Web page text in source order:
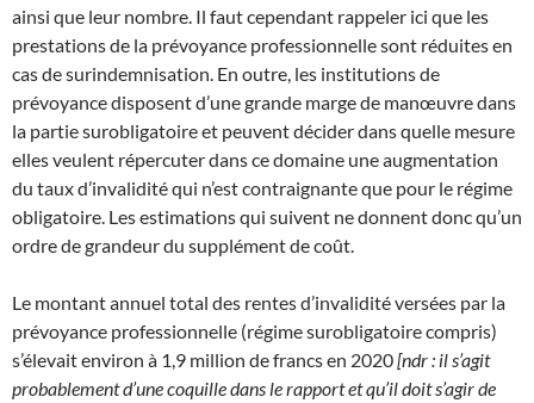
ainsi que leur nombre. Il faut cependant rappeler ici que les
prestations de la prévoyance professionnelle sont réduites en
cas de surindemnisation. En outre, les institutions de
prévoyance disposent d’une grande marge de manœuvre dans
la partie surobligatoire et peuvent décider dans quelle mesure
elles veulent répercuter dans ce domaine une augmentation
du taux d’invalidité qui n’est contraignante que pour le régime
obligatoire. Les estimations qui suivent ne donnent donc qu’un
ordre de grandeur du supplément de coût.
Le montant annuel total des rentes d’invalidité versées par la
prévoyance professionnelle (régime surobligatoire compris)
s’élevait environ à 1,9 million de francs en 2020[ndr : il s’agit
probablement d’une coquille dans le rapport et qu’il doit s’agir de